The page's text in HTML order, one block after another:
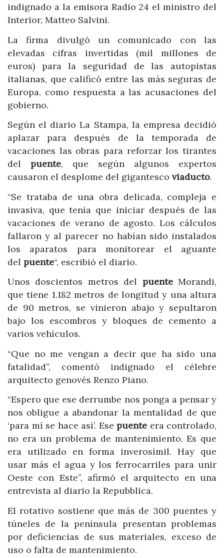
indignado a la emisora Radio 24 el ministro del
Interior, Matteo Salvini.
La firma divulgó un comunicado con las
elevadas cifras invertidas (mil millones de
euros) para la seguridad de las autopistas
italianas, que calificó entre las más seguras de
Europa, como respuesta a las acusaciones del
gobierno.
Según el diario La Stampa, la empresa decidió
aplazar para después de la temporada de
vacaciones las obras para reforzar los tirantes
del puente, que según algunos expertos
causaron el desplome del gigantesco viaducto.
“Se trataba de una obra delicada, compleja e
invasiva, que tenía que iniciar después de las
vacaciones de verano de agosto. Los cálculos
fallaron y al parecer no habían sido instalados
los aparatos para monitorear el aguante
del puente“, escribió el diario.
Unos doscientos metros del puenteMorandi,
que tiene 1.182 metros de longitud y una altura
de 90 metros, se vinieron abajo y sepultaron
bajo los escombros y bloques de cemento a
varios vehículos.
“Que no me vengan a decir que ha sido una
fatalidad”, comentó indignado el célebre
arquitecto genovés Renzo Piano.
“Espero que ese derrumbe nos ponga a pensar y
nos obligue a abandonar la mentalidad de que
‘para mí se hace así’. Ese puente era controlado,
no era un problema de mantenimiento. Es que
era utilizado en forma inverosímil. Hay que
usar más el agua y los ferrocarriles para unir
Oeste con Este”, afirmó el arquitecto en una
entrevista al diario la Repubblica.
El rotativo sostiene que más de 300 puentes y
túneles de la península presentan problemas
por deficiencias de sus materiales, exceso de
uso o falta de mantenimiento.